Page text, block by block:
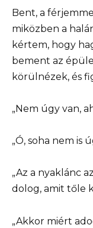
Bent, a
miközben a
kértem, hogy
bement az
körülnézek, és
„Nem úgy van,
„Ó, soha nem is
„Az a nyaklánc
dolog, amit tőle
„Akkor miért